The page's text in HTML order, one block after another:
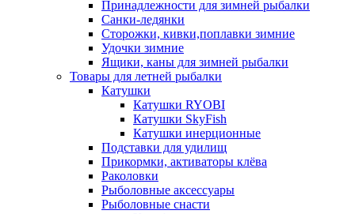
Принадлежности для зимней рыбалки
Санки-ледянки
Сторожки, кивки,поплавки зимние
Удочки зимние
Ящики, каны для зимней рыбалки
Товары для летней рыбалки
Катушки
Катушки RYOBI
Катушки SkyFish
Катушки инерционные
Подставки для удилищ
Прикормки, активаторы клёва
Раколовки
Рыболовные аксессуары
Рыболовные снасти